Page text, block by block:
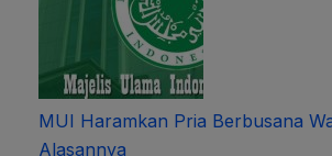
MUI Haramkan Pria Berbusana
Alasannya